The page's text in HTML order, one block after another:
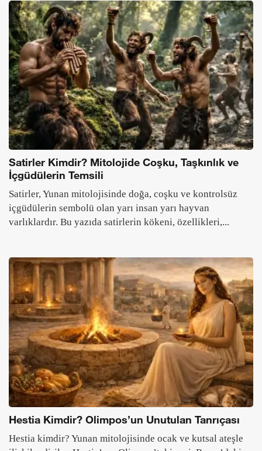
Satirler Kimdir? Mitolojide Coşku, Taşkınlık ve
İçgüdülerin Temsili
Satirler, Yunan mitolojisinde doğa, coşku ve kontrolsüz
içgüdülerin sembolü olan yarı insan yarı hayvan
varlıklardır. Bu yazıda satirlerin kökeni, özellikleri,...
Hestia Kimdir? Olimpos’un Unutulan Tanrıçası
Hestia kimdir? Yunan mitolojisinde ocak ve kutsal ateşle